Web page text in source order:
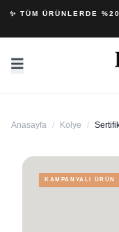
✨ TÜM ÜRÜNLERDE
Anasayfa / Kolye /
KAMPANYALI ÜRÜN